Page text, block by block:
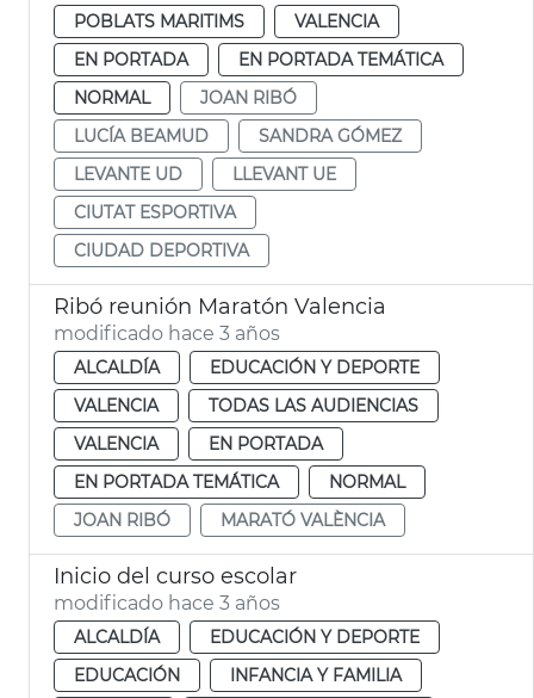
POBLATS MARITIMS
VALENCIA
EN PORTADA
EN PORTADA TEMÁTICA
NORMAL
JOAN RIBÓ
LUCÍA BEAMUD
SANDRA GÓMEZ
LEVANTE UD
LLEVANT UE
CIUTAT ESPORTIVA
CIUDAD DEPORTIVA
Ribó reunión Maratón Valencia
modificado hace 3 años
ALCALDÍA
EDUCACIÓN Y DEPORTE
VALENCIA
TODAS LAS AUDIENCIAS
VALENCIA
EN PORTADA
EN PORTADA TEMÁTICA
NORMAL
JOAN RIBÓ
MARATÓ VALÈNCIA
Inicio del curso escolar
modificado hace 3 años
ALCALDÍA
EDUCACIÓN Y DEPORTE
EDUCACIÓN
INFANCIA Y FAMILIA